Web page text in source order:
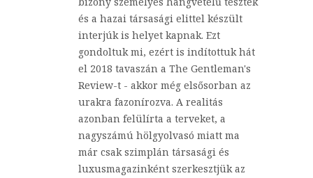
és a hazai társasági elittel készült
interjúk is helyet kapnak. Ezt
gondoltuk mi, ezért is indítottuk hát
el 2018 tavaszán a The Gentleman's
Review-t - akkor még elsősorban az
urakra fazonírozva. A realitás
azonban felülírta a terveket, a
nagyszámú hölgyolvasó miatt ma
már csak szimplán társasági és
luxusmagazinként szerkesztjük az